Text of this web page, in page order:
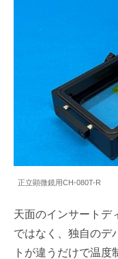
正立顕微鏡用CH-080T-R
天面のインサートデ
ではなく、独自のデ
トが違うだけで温